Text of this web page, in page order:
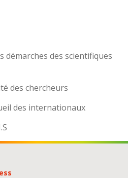
démarches des scientifiques
des chercheurs
des internationaux